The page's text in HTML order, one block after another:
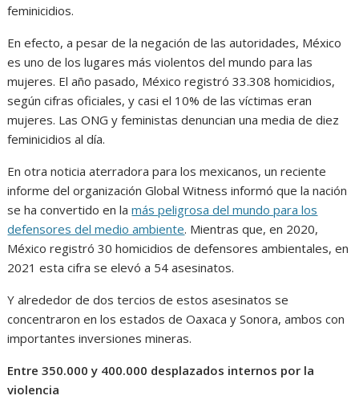
feminicidios.
En efecto, a pesar de la negación de las autoridades, México
es uno de los lugares más violentos del mundo para las
mujeres. El año pasado, México registró 33.308 homicidios,
según cifras oficiales, y casi el 10% de las víctimas eran
mujeres. Las ONG y feministas denuncian una media de diez
feminicidios al día.
En otra noticia aterradora para los mexicanos, un reciente
informe del organización Global Witness informó que la nación
se ha convertido en lamás peligrosa del mundo para los
defensores del medio ambiente. Mientras que, en 2020,
México registró 30 homicidios de defensores ambientales, en
2021 esta cifra se elevó a 54 asesinatos.
Y alrededor de dos tercios de estos asesinatos se
concentraron en los estados de Oaxaca y Sonora, ambos con
importantes inversiones mineras.
Entre 350.000 y 400.000 desplazados internos por la
violencia